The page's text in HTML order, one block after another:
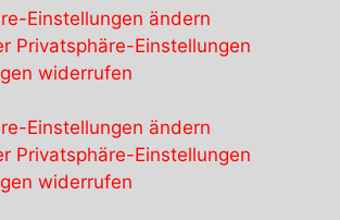
Einstellungen ändern
Privatsphäre-Einstellungen
widerrufen
Einstellungen ändern
Privatsphäre-Einstellungen
widerrufen